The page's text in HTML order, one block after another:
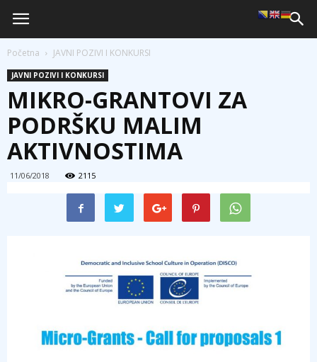
Početna JAVNI POZIVI I KONKURSI
JAVNI POZIVI I KONKURSI
MIKRO-GRANTOVI ZA
PODRŠKU MALIM
AKTIVNOSTIMA
11/06/2018 2115